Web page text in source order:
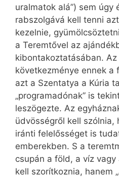
uralmatok alá”) sem úgy
rabszolgává kell tenni
kezelnie,
a Teremtővel az
kibontakoztatásában.
következménye ennek a
azt a Szentatya a Kúria
„programadónak” is
leszögezte. Az
üdvösségről kell szólnia,
iránti felelősséget is
emberekben. S a
csupán a föld, a víz
kell szorítkoznia, hanem